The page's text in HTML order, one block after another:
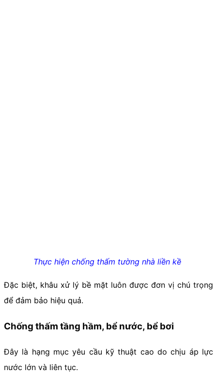
Thực hiện chống thấm tường nhà liền kề
Đặc biệt, khâu xử lý bề mặt luôn được đơn vị chú trọng
để đảm bảo hiệu quả.
Chống thấm tầng hầm, bể nước, bể bơi
Đây là hạng mục yêu cầu kỹ thuật cao do chịu áp lực
nước lớn và liên tục.